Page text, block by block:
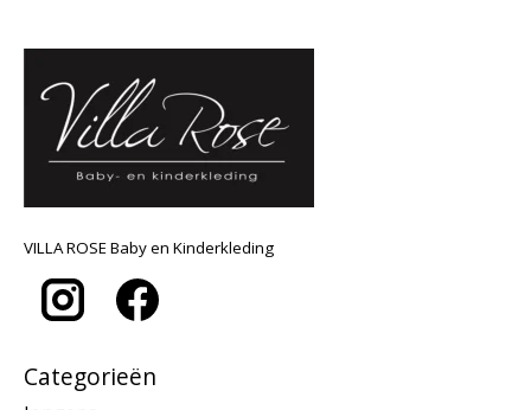
VILLA ROSE Baby en Kinderkleding
Categorieën